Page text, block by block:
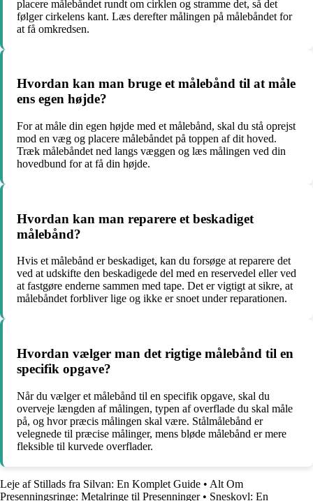
placere målebåndet rundt om cirklen og stramme det, så det
følger cirkelens kant. Læs derefter målingen på målebåndet for
at få omkredsen.
Hvordan kan man bruge et målebånd til at måle
ens egen højde?
For at måle din egen højde med et målebånd, skal du stå oprejst
mod en væg og placere målebåndet på toppen af dit hoved.
Træk målebåndet ned langs væggen og læs målingen ved din
hovedbund for at få din højde.
Hvordan kan man reparere et beskadiget
målebånd?
Hvis et målebånd er beskadiget, kan du forsøge at reparere det
ved at udskifte den beskadigede del med en reservedel eller ved
at fastgøre enderne sammen med tape. Det er vigtigt at sikre, at
målebåndet forbliver lige og ikke er snoet under reparationen.
Hvordan vælger man det rigtige målebånd til en
specifik opgave?
Når du vælger et målebånd til en specifik opgave, skal du
overveje længden af målingen, typen af overflade du skal måle
på, og hvor præcis målingen skal være. Stålmålebånd er
velegnede til præcise målinger, mens bløde målebånd er mere
fleksible til kurvede overflader.
Leje af Stillads fra Silvan: En Komplet Guide • Alt Om
Presenningsringe: Metalringe til Presenninger• Sneskovl: En